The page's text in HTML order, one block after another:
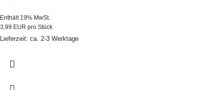
Enthält 19% MwSt.
3,99 EUR pro Stück
Lieferzeit: ca. 2-3 Werktage